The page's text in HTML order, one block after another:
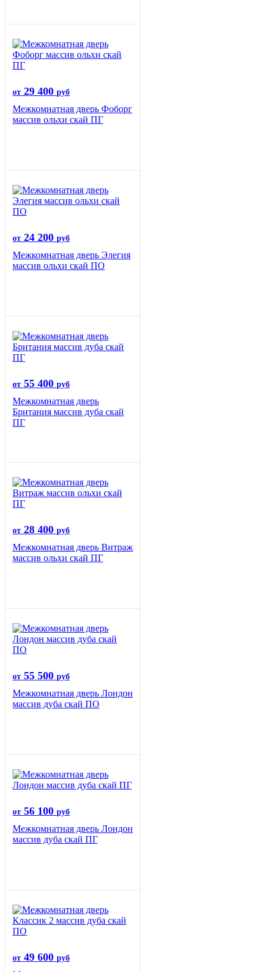
от 29 400 руб
Межкомнатная дверь Фоборг
массив ольхи скай ПГ
от 24 200 руб
Межкомнатная дверь Элегия
массив ольхи скай ПО
от 55 400 руб
Межкомнатная дверь
Британия массив дуба скай
ПГ
от 28 400 руб
Межкомнатная дверь Витраж
массив ольхи скай ПГ
от 55 500 руб
Межкомнатная дверь Лондон
массив дуба скай ПО
от 56 100 руб
Межкомнатная дверь Лондон
массив дуба скай ПГ
от 49 600 руб